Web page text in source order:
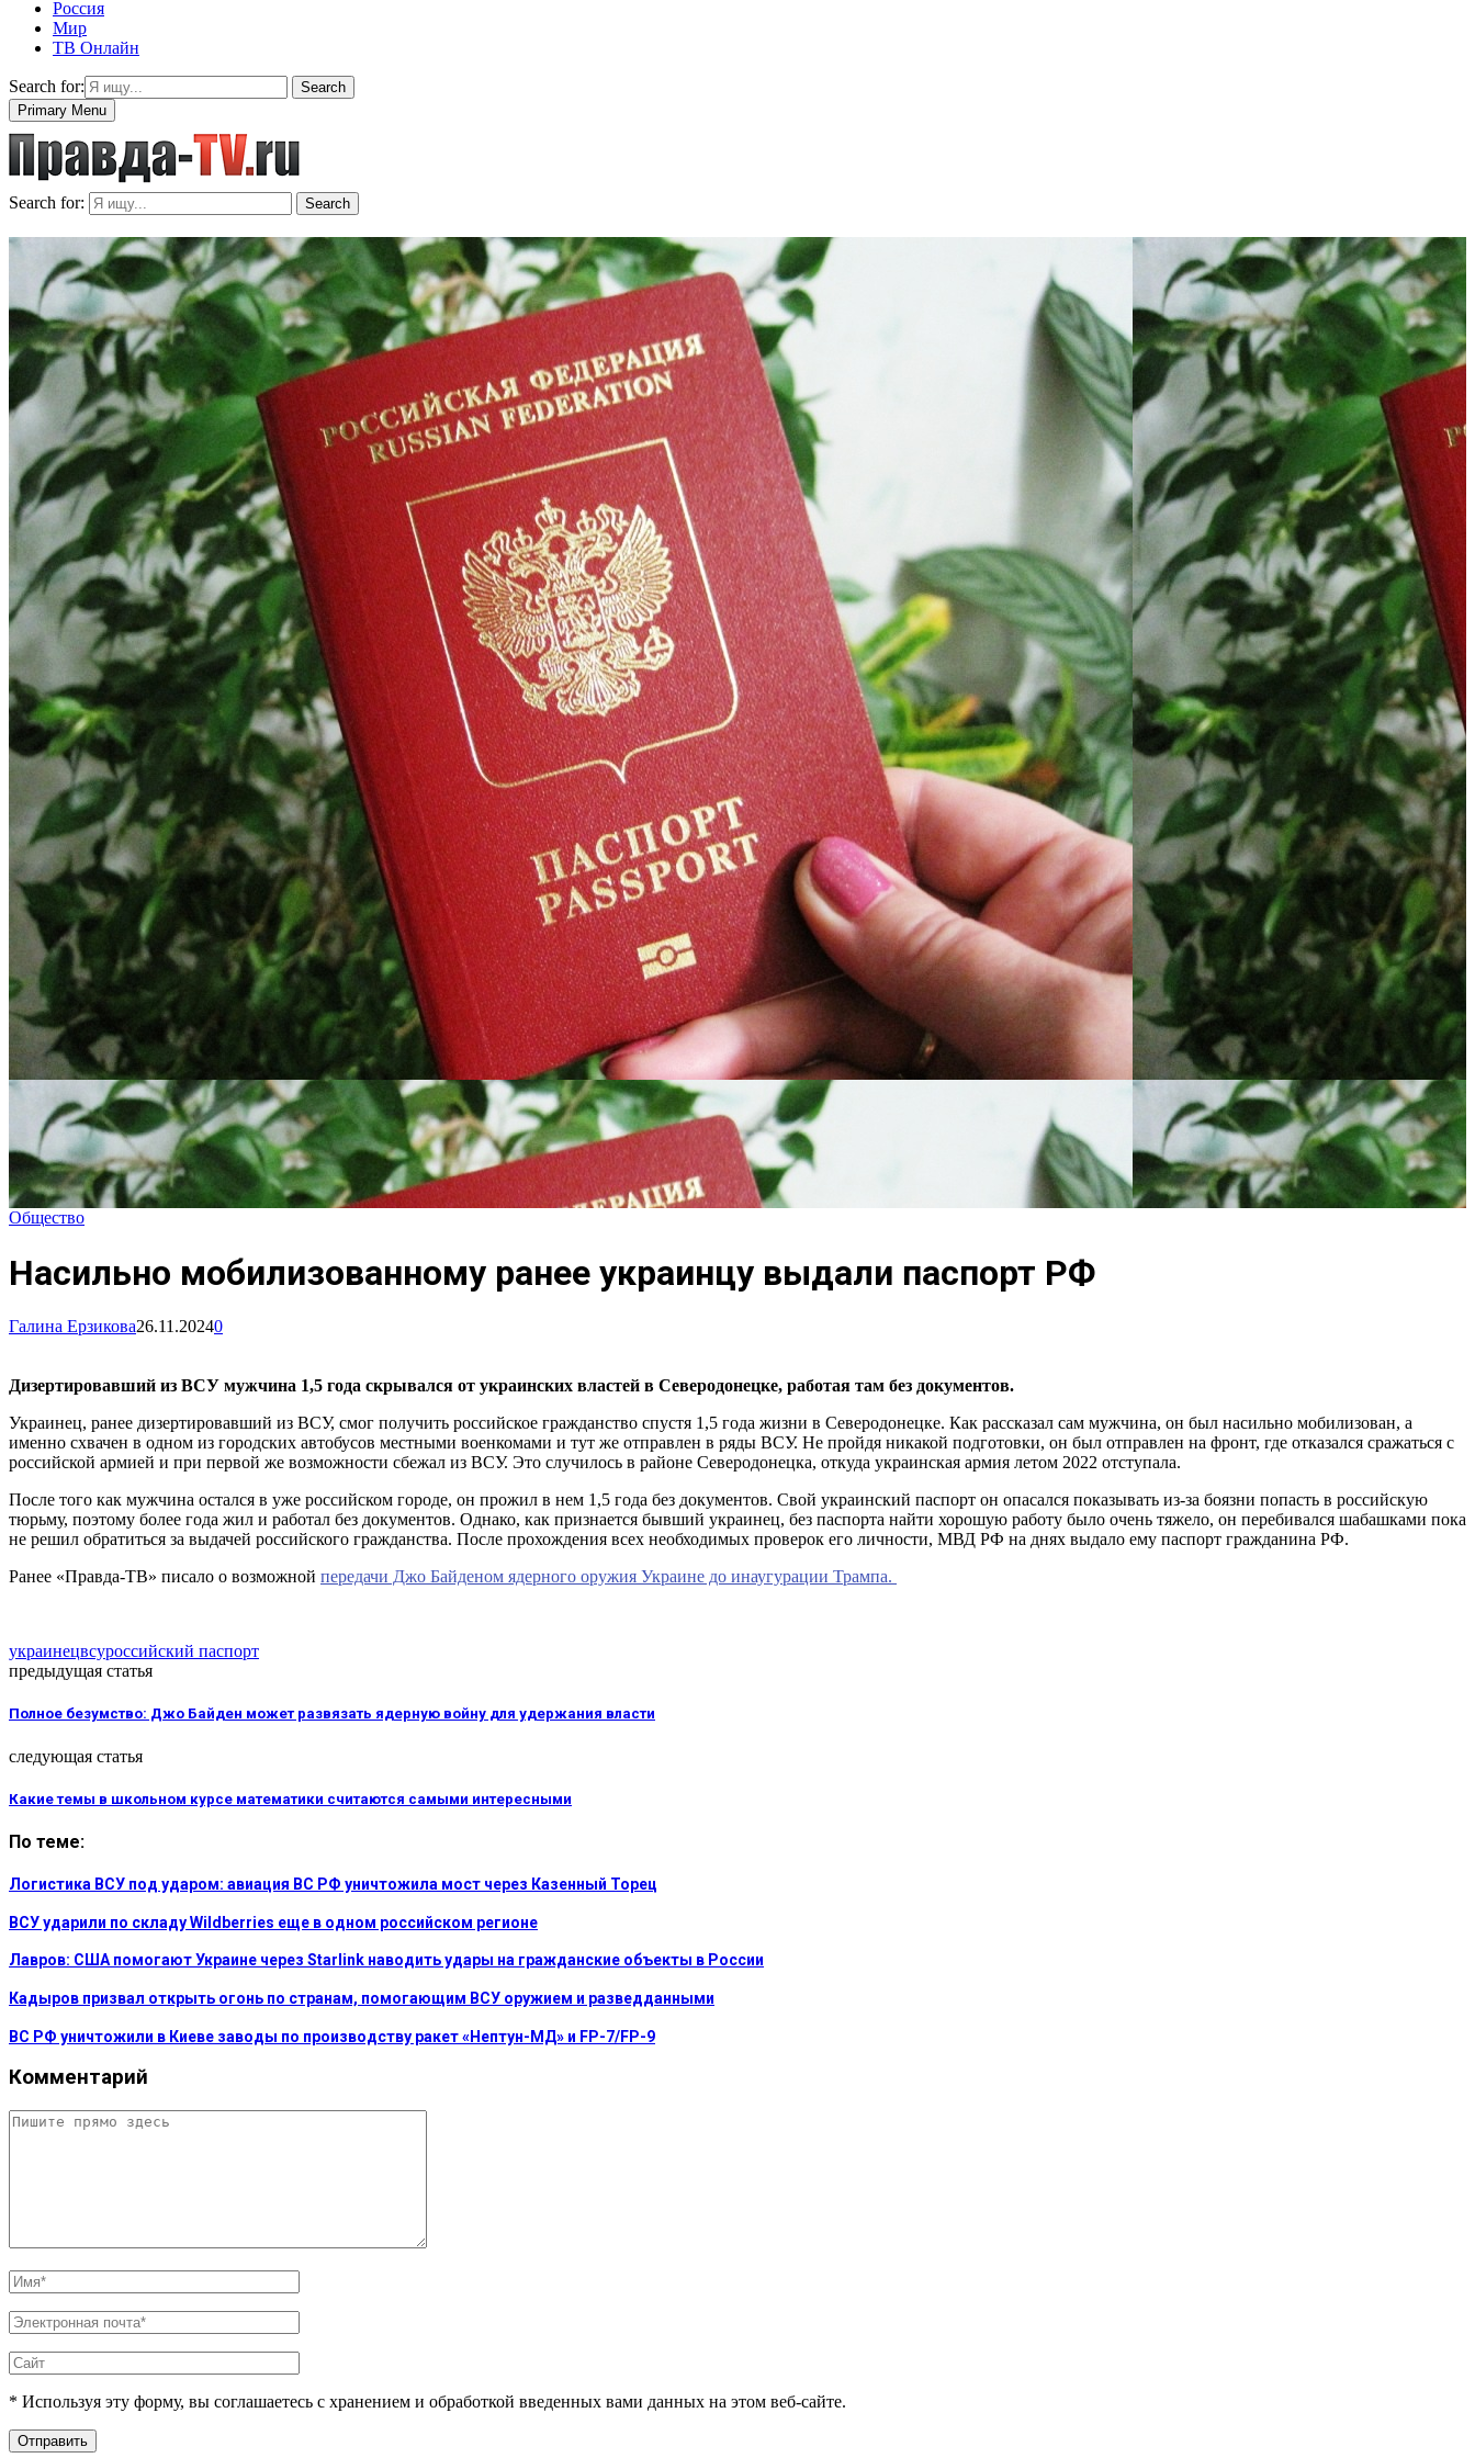
Россия
Мир
ТВ Онлайн
Search for:
Search
Primary Menu
Search for: Search
Общество
Насильно мобилизованному ранее украинцу выдали паспорт РФ
Галина Ерзикова26.11.20240
Дизертировавший из ВСУ мужчина 1,5 года скрывался от украинских властей в Северодонецке, работая там без документов.
Украинец, ранее дизертировавший из ВСУ, смог получить российское гражданство спустя 1,5 года жизни в Северодонецке. Как рассказал сам мужчина, он был насильно мобилизован, а
именно схвачен в одном из городских автобусов местными военкомами и тут же отправлен в ряды ВСУ. Не пройдя никакой подготовки, он был отправлен на фронт, где отказался сражаться с
российской армией и при первой же возможности сбежал из ВСУ. Это случилось в районе Северодонецка, откуда украинская армия летом 2022 отступала.
После того как мужчина остался в уже российском городе, он прожил в нем 1,5 года без документов. Свой украинский паспорт он опасался показывать из-за боязни попасть в российскую
тюрьму, поэтому более года жил и работал без документов. Однако, как признается бывший украинец, без паспорта найти хорошую работу было очень тяжело, он перебивался шабашками пока
не решил обратиться за выдачей российского гражданства. После прохождения всех необходимых проверок его личности, МВД РФ на днях выдало ему паспорт гражданина РФ.
Ранее «Правда-ТВ» писало о возможной передачи Джо Байденом ядерного оружия Украине до инаугурации Трампа.
украинецвсуроссийский паспорт
предыдущая статья
Полное безумство: Джо Байден может развязать ядерную войну для удержания власти
следующая статья
Какие темы в школьном курсе математики считаются самыми интересными
По теме:
Логистика ВСУ под ударом: авиация ВС РФ уничтожила мост через Казенный Торец
ВСУ ударили по складу Wildberries еще в одном российском регионе
Лавров: США помогают Украине через Starlink наводить удары на гражданские объекты в России
Кадыров призвал открыть огонь по странам, помогающим ВСУ оружием и разведданными
ВС РФ уничтожили в Киеве заводы по производству ракет «Нептун-МД» и FP-7/FP-9
Комментарий
* Используя эту форму, вы соглашаетесь с хранением и обработкой введенных вами данных на этом веб-сайте.